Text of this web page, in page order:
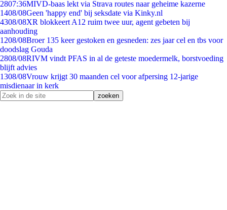
2807:36MIVD-baas lekt via Strava routes naar geheime kazerne
1408/08Geen 'happy end' bij seksdate via Kinky.nl
4308/08XR blokkeert A12 ruim twee uur, agent gebeten bij
aanhouding
1208/08Broer 135 keer gestoken en gesneden: zes jaar cel en tbs voor
doodslag Gouda
2808/08RIVM vindt PFAS in al de geteste moedermelk, borstvoeding
blijft advies
1308/08Vrouw krijgt 30 maanden cel voor afpersing 12-jarige
misdienaar in kerk